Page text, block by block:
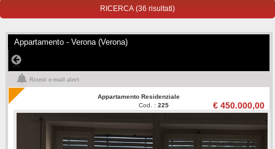
Appartamento - Verona (Verona)
Ricevi e-mail alert
Appartamento Residenziale
Cod. :225 € 450.000,00